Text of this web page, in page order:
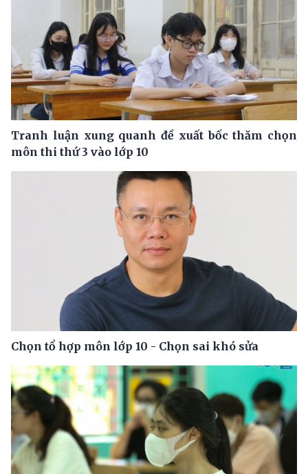
Tranh luận xung quanh đề xuất bốc thăm chọn
môn thi thứ 3 vào lớp 10
Chọn tổ hợp môn lớp 10 - Chọn sai khó sửa